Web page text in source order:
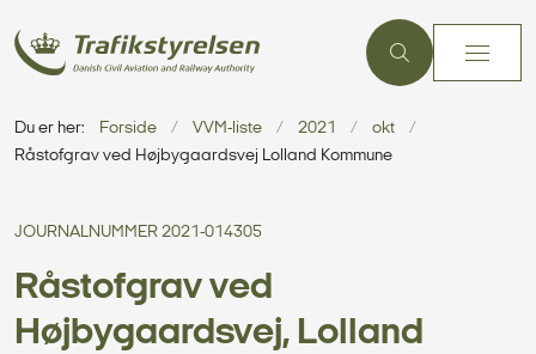
Du er her: Forside VVM-liste 2021
okt
Råstofgrav ved Højbygaardsvej Lolland Kommune
JOURNALNUMMER 2021-014305
Råstofgrav ved
Højbygaardsvej, Lolland